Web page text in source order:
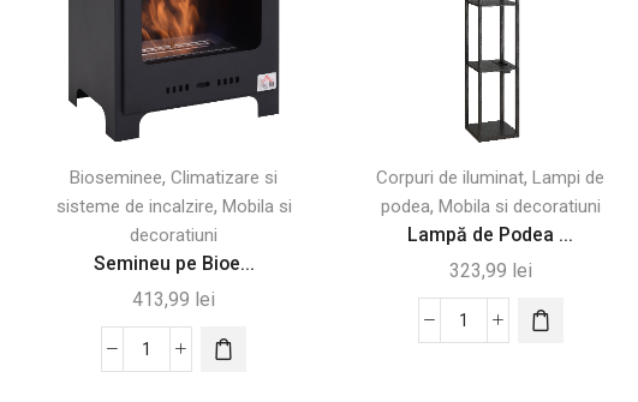
Bioseminee,Climatizare si
sisteme de incalzire, Mobila si
decoratiuni
Semineu pe Bioe...
413,99 lei
Cantitate
Corpuri de iluminat,Lampi de
podea, Mobila si decoratiuni
Lampă de Podea ...
323,99 lei
Cantitate